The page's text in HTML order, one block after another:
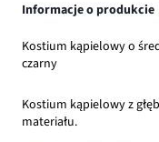
Informacje o produkcie
Kostium kąpielowy o
czarny
Kostium kąpielowy z
materiału.